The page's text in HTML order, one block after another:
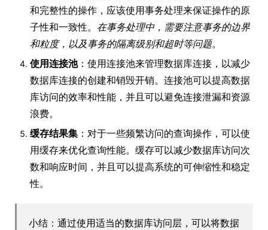
和完整性的操作，应该使用事务处理来保证操作的原
子性和一致性。 在事务处理中，需要注意事务的边界
和粒度，以及事务的隔离级别和超时等问题。
使用连接池：使用连接池来管理数据库连接，以减少
数据库连接的创建和销毁开销。连接池可以提高数据
库访问的效率和性能，并且可以避免连接泄漏和资源
浪费。
缓存结果集 ：对于一些频繁访问的查询操作，可以使
用缓存来优化查询性能。缓存可以减少数据库访问次
数和响应时间，并且可以提高系统的可伸缩性和稳定
性。
小结：通过使用适当的数据库访问层，可以将数据